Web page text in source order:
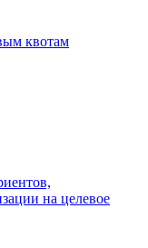
квотам
на целевое